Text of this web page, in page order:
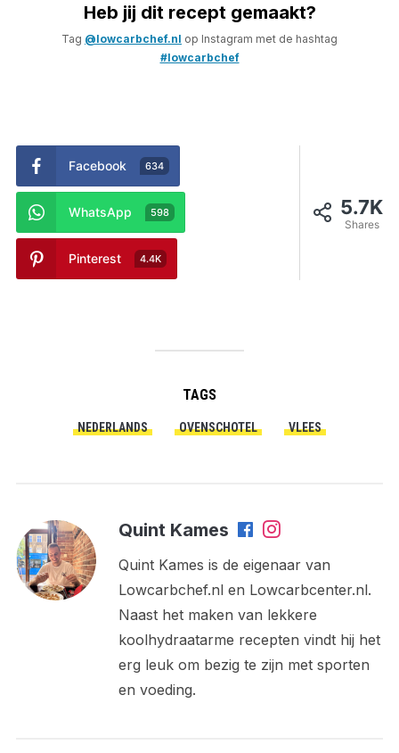
Heb jij dit recept gemaakt?
Tag @lowcarbchef.nl op Instagram met de hashtag
#lowcarbchef
5.7K
Shares
Facebook 634
WhatsApp 598
Pinterest 4.4K
TAGS
NEDERLANDS OVENSCHOTEL VLEES
Quint Kames
Quint Kames is de eigenaar van
Lowcarbchef.nl en Lowcarbcenter.nl.
Naast het maken van lekkere
koolhydraatarme recepten vindt hij het
erg leuk om bezig te zijn met sporten
en voeding.